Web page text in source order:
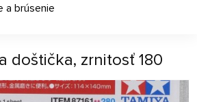
a brúsenie
doštička, zrnitosť 180